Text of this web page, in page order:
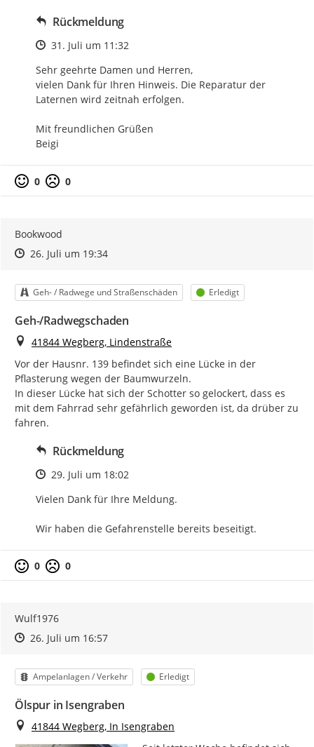
Rückmeldung
Zeitpunkt des Erstellens
31. Juli um 11:32
Sehr geehrte Damen und Herren,
vielen Dank für Ihren Hinweis. Die Reparatur der
Laternen wird zeitnah erfolgen.
Mit freundlichen Grüßen
Beigi
0 0
Bookwood
Zeitpunkt des Erstellens
Zeitpunkt des Erstellens
26. Juli um 19:34Zur Äußerung
Kategorie
Geh- / Radwege und Straßenschäden Status
Erledigt
Geh-/Radwegschaden
Ort
41844 Wegberg, Lindenstraße
Vor der Hausnr. 139 befindet sich eine Lücke in der
Pflasterung wegen der Baumwurzeln.
In dieser Lücke hat sich der Schotter so gelockert, dass es
mit dem Fahrrad sehr gefährlich geworden ist, da drüber zu
fahren.
Rückmeldung
Zeitpunkt des Erstellens
29. Juli um 18:02
Vielen Dank für Ihre Meldung.
Wir haben die Gefahrenstelle bereits beseitigt.
0 0
Wulf1976
Zeitpunkt des Erstellens
Zeitpunkt des Erstellens
26. Juli um 16:57Zur Äußerung
Kategorie
Ampelanlagen / Verkehr Status
Erledigt
Ölspur in Isengraben
Ort
41844 Wegberg, In Isengraben